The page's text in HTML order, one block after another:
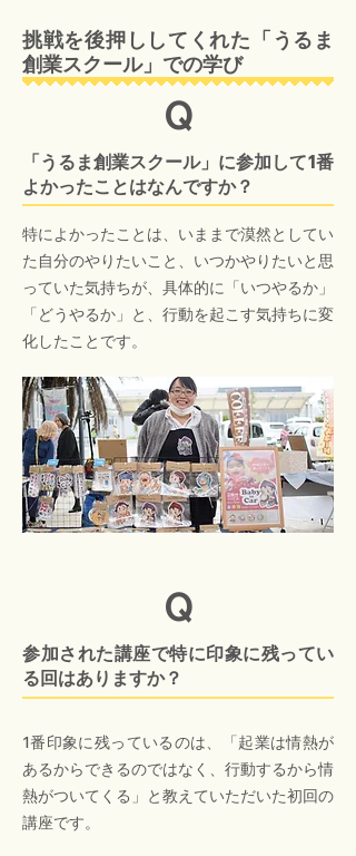
挑戦を後押ししてくれた「うるま
創業スクール」での学び
Q
「うるま創業スクール」に参加して1番
よかったことはなんですか？
特によかったことは、いままで漠然としてい
た自分のやりたいこと、いつかやりたいと思
っていた気持ちが、具体的に「いつやるか」
「どうやるか」と、行動を起こす気持ちに変
化したことです。
Q
参加された講座で特に印象に残ってい
る回はありますか？
1番印象に残っているのは、「起業は情熱が
あるからできるのではなく、行動するから情
熱がついてくる」と教えていただいた初回の
講座です。